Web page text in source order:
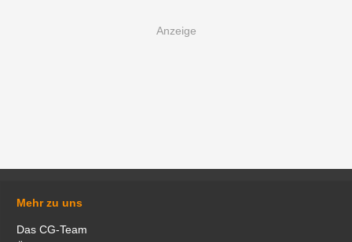
Mehr zu uns
Das CG-Team